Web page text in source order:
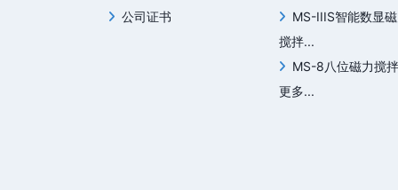
公司证书
MS-IIIS智能数显
搅拌...
MS-8八位磁力搅
更多...